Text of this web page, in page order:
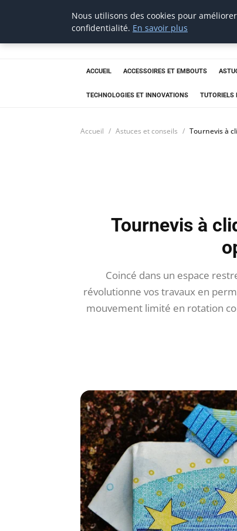
tournevis
malin
ACCUEIL ACCESSOIRES ET EMBOUTS
TECHNOLOGIES ET INNOVATIONS TUTORIELS
Accueil Astuces et conseils Tournevis à
Tournevis à
Coincé dans un espace
révolutionne vos travaux en
mouvement limité en rotation
Nous utilisons des cookies pour
confidentialité. En savoir plus